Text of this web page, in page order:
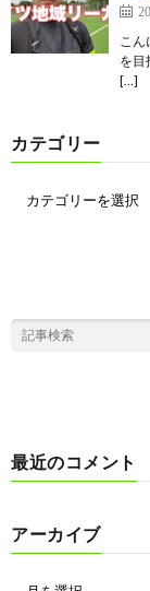
こ
を目
[…]
カテゴリー
最近のコメント
アーカイブ